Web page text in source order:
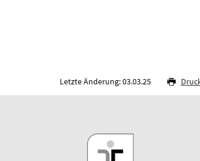
Letzte Änderung: 03.03.25